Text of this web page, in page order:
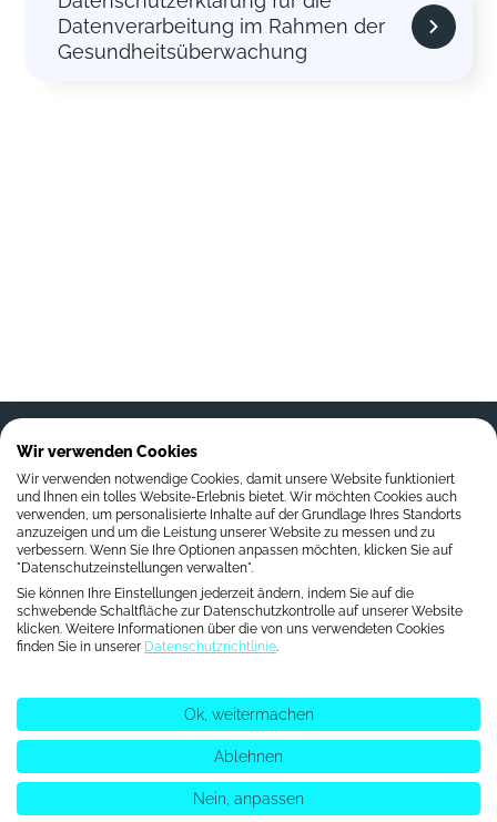
Datenverarbeitung im Rahmen der
Gesundheitsüberwachung
Volta AF-Xplorer II
VoltaPlex
Karriere
Über uns
Referenzen
Verhaltenskodex
Datenschutzbestimmungen
Wir verwenden Cookies
Wir verwenden notwendige Cookies, damit unsere Website funktioniert
und Ihnen ein tolles Website-Erlebnis bietet. Wir möchten Cookies auch
verwenden, um personalisierte Inhalte auf der Grundlage Ihres Standorts
anzuzeigen und um die Leistung unserer Website zu messen und zu
verbessern. Wenn Sie Ihre Optionen anpassen möchten, klicken Sie auf
"Datenschutzeinstellungen verwalten".
Sie können Ihre Einstellungen jederzeit ändern, indem Sie auf die
schwebende Schaltfläche zur Datenschutzkontrolle auf unserer Website
klicken. Weitere Informationen über die von uns verwendeten Cookies
finden Sie in unserer Datenschutzrichtlinie.
Ok, weitermachen
Ablehnen
Nein, anpassen